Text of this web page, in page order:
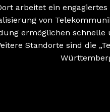
arbeitet ein
von
ermöglichen schnelle
Standorte sind die